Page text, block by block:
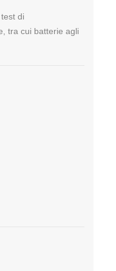
di
tra cui batterie agli